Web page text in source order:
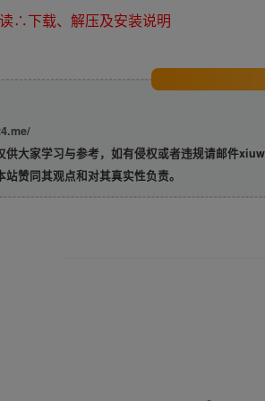
∴下载、解压及安装说明
大家学习与参考，如有侵权或者违规请邮件
赞同其观点和对其真实性负责。